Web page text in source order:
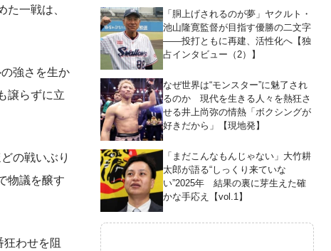
一戦は、
強さを生か
譲らずに立
の戦いぶり
物議を醸す
わせを阻
「胴上げされるのが夢」ヤクルト・
池山隆寛監督が目指す優勝の二文字
――投打ともに再建、活性化へ【独
占インタビュー（2）】
なぜ世界は“モンスター”に魅了され
るのか 現代を生きる人々を熱狂さ
せる井上尚弥の情熱「ボクシングが
好きだから」【現地発】
「まだこんなもんじゃない」大竹耕
太郎が語る“しっくり来ていな
い”2025年 結果の裏に芽生えた確
かな手応え【vol.1】